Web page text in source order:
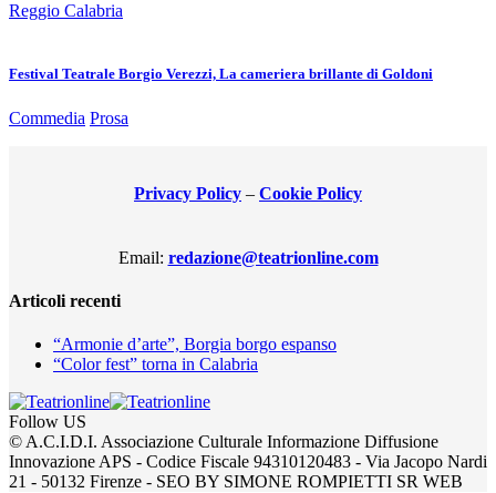
Reggio Calabria
Festival Teatrale Borgio Verezzi, La cameriera brillante di Goldoni
Commedia Prosa
Privacy Policy – Cookie Policy
Email: redazione@teatrionline.com
Articoli recenti
“Armonie d’arte”, Borgia borgo espanso
“Color fest” torna in Calabria
Follow US
© A.C.I.D.I. Associazione Culturale Informazione Diffusione
Innovazione APS - Codice Fiscale 94310120483 - Via Jacopo Nardi
21 - 50132 Firenze - SEO BY SIMONE ROMPIETTI SR WEB